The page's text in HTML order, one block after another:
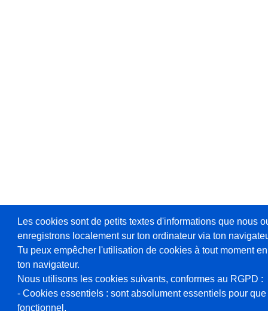
Les cookies sont de petits textes d'informations que nous
enregistrons localement sur ton ordinateur via ton
Tu peux empêcher l'utilisation de cookies à tout moment
ton navigateur.
Nous utilisons les cookies suivants, conformes au RGPD :
- Cookies essentiels : sont absolument essentiels pour
fonctionnel.